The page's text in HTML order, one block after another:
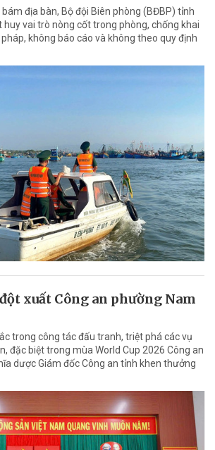
địa bàn, Bộ đội Biên phòng (BĐBP) tỉnh
vai trò nòng cốt trong phòng, chống khai
không báo cáo và không theo quy định
xuất Công an phường Nam
trong công tác đấu tranh, triệt phá các vụ
đặc biệt trong mùa World Cup 2026 Công an
dược Giám đốc Công an tỉnh khen thưởng